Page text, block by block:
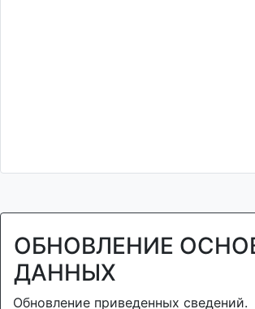
ОБНОВЛЕНИЕ
ДАННЫХ
Обновление приведенных сведений.